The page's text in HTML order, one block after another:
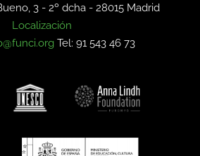
3 - 2º dcha -28015 Madrid
Localización
Tel: 91 543 46 73